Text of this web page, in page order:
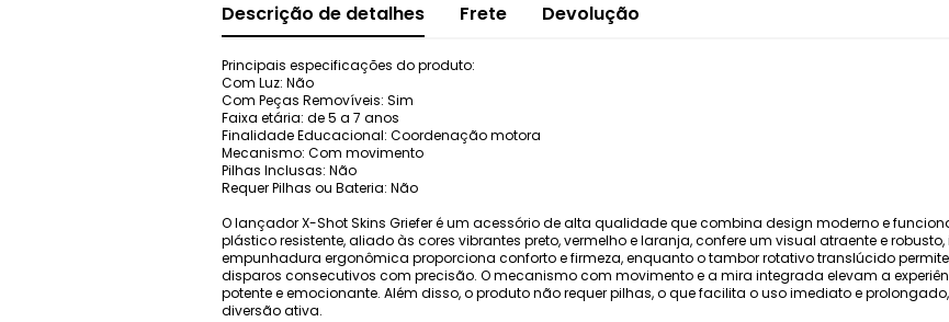
Descrição de detalhes Frete Devolução
Principais especificações do produto:
Com Luz: Não
Com Peças Removíveis: Sim
Faixa etária: de 5 a 7 anos
Finalidade Educacional: Coordenação motora
Mecanismo: Com movimento
Pilhas Inclusas: Não
Requer Pilhas ou Bateria: Não
O lançador X-Shot Skins Griefer é um acessório de alta qualidade que combina design moderno e
plástico resistente, aliado às cores vibrantes preto, vermelho e laranja, confere um visual atraente e
empunhadura ergonômica proporciona conforto e firmeza, enquanto o tambor rotativo translúcido
disparos consecutivos com precisão. O mecanismo com movimento e a mira integrada elevam a
potente e emocionante. Além disso, o produto não requer pilhas, o que facilita o uso imediato e
diversão ativa.